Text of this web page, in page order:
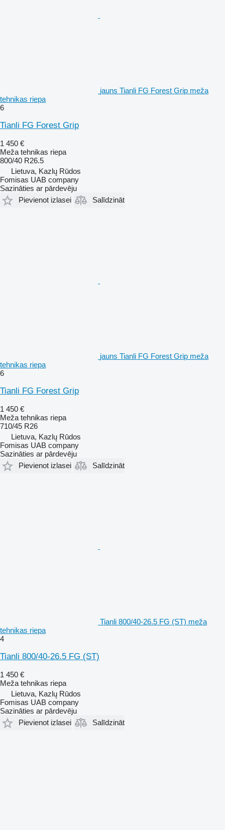
jauns Tianli FG Forest Grip meža
tehnikas riepa
6
Tianli FG Forest Grip
1 450 €
Meža tehnikas riepa
800/40 R26.5
Lietuva, Kazlų Rūdos
Fomisas UAB company
Sazināties ar pārdevēju
Pievienot izlasei
Salīdzināt
jauns Tianli FG Forest Grip meža
tehnikas riepa
6
Tianli FG Forest Grip
1 450 €
Meža tehnikas riepa
710/45 R26
Lietuva, Kazlų Rūdos
Fomisas UAB company
Sazināties ar pārdevēju
Pievienot izlasei
Salīdzināt
Tianli 800/40-26.5 FG (ST) meža
tehnikas riepa
4
Tianli 800/40-26.5 FG (ST)
1 450 €
Meža tehnikas riepa
Lietuva, Kazlų Rūdos
Fomisas UAB company
Sazināties ar pārdevēju
Pievienot izlasei
Salīdzināt